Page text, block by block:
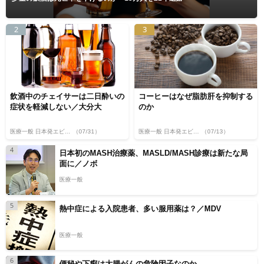
2
飲酒中のチェイサーは二日酔いの
症状を軽減しない／大分大
医療一般 日本発エビデンス （07/31）
3
コーヒーはなぜ脂肪肝を抑制する
のか
医療一般 日本発エビデンス （07/13）
4
日本初のMASH治療薬、MASLD/MASH診療は新たな局
面に／ノボ
医療一般
5 熱中症による入院患者、多い服用薬は？／MDV
医療一般
6